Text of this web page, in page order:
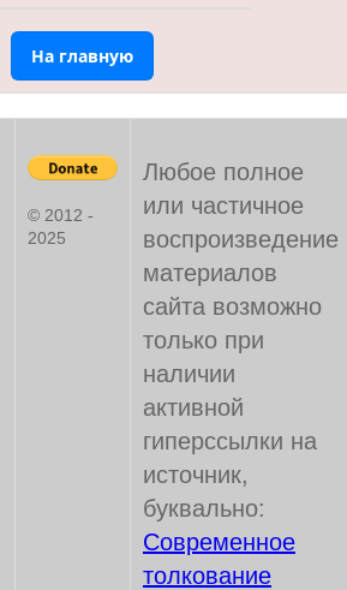
На главную
© 2012 -
2025
Любое полное
или частичное
воспроизведение
материалов
сайта возможно
только при
наличии
активной
гиперссылки на
источник,
буквально:
Современное
толкование